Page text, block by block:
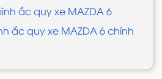
ắc quy xe MAZDA 6
ắc quy xe MAZDA 6 chính